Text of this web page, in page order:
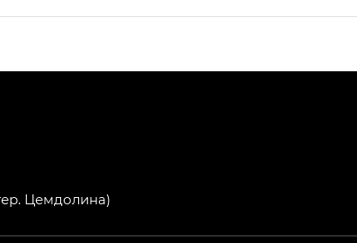
Экс ПРЕМИУМ — EX PREMIUM
ТРЭВЕЛЛЕР — GS8 TRAVELLER, Джи Икс
Цемдолина)